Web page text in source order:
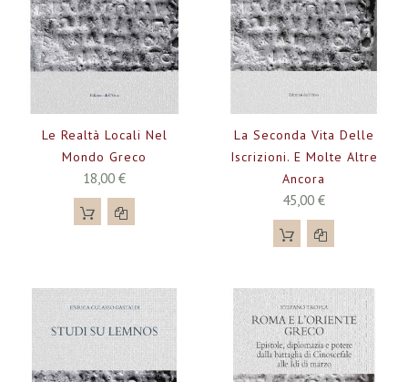
Le Realtà Locali Nel
Mondo Greco
18,00 €
La Seconda Vita Delle
Iscrizioni. E Molte Altre
Ancora
45,00 €